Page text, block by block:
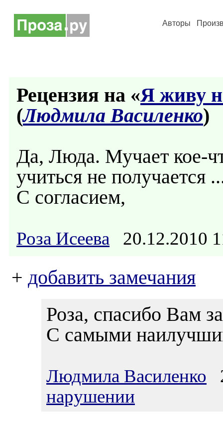
Авторы
Рецензия на «Я живу
(Людмила Василенко)
Да, Люда. Мучает кое-
учиться не получается
С согласием,
Роза Исеева 20.12.2010
+ добавить замечания
Роза, спасибо Вам
С самыми
Людмила Василенко
нарушении